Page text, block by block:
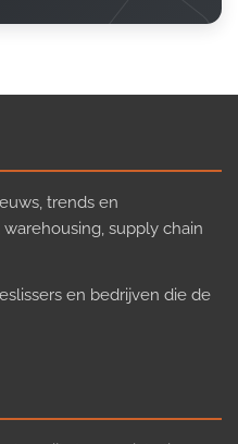
trends en
supply chain
en bedrijven die de